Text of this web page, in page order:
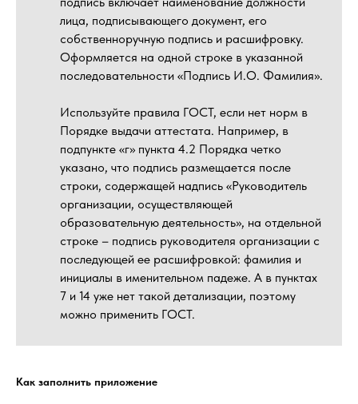
лица, подписывающего документ, его
собственноручную подпись и расшифровку.
Оформляется на одной строке в указанной
последовательности «Подпись И.О. Фамилия».
Используйте правила ГОСТ, если нет норм в
Порядке выдачи аттестата. Например, в
подпункте «г» пункта 4.2 Порядка четко
указано, что подпись размещается после
строки, содержащей надпись «Руководитель
организации, осуществляющей
образовательную деятельность», на отдельной
строке – подпись руководителя организации с
последующей ее расшифровкой: фамилия и
инициалы в именительном падеже. А в пунктах
7 и 14 уже нет такой детализации, поэтому
можно применить ГОСТ.
Как заполнить приложение